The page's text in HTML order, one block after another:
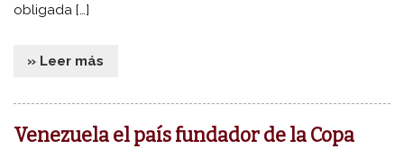
obligada […]
» Leer más
Venezuela el país fundador de la Copa